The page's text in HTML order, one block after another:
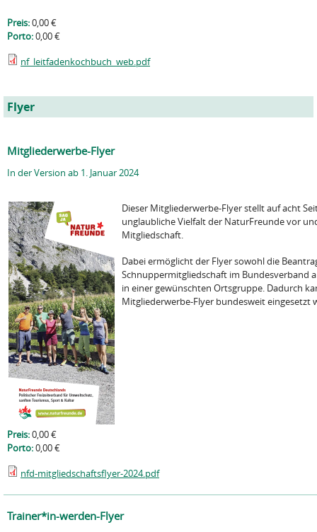
Preis:0,00 €
Porto:0,00 €
nf_leitfadenkochbuch_web.pdf
Flyer
Mitgliederwerbe-Flyer
In der Version ab 1. Januar 2024
Dieser Mitgliederwerbe-Flyer stellt auf acht
unglaubliche Vielfalt der NaturFreunde vor
Mitgliedschaft.
Dabei ermöglicht der Flyer sowohl die
Schnuppermitgliedschaft im Bundesverband
in einer gewünschten Ortsgruppe. Dadurch
Mitgliederwerbe-Flyer bundesweit eingesetzt
Preis:0,00 €
Porto:0,00 €
nfd-mitgliedschaftsflyer-2024.pdf
Trainer*in-werden-Flyer